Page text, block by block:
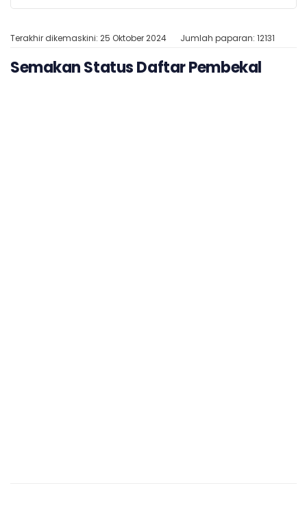
Terakhir dikemaskini: 25 Oktober 2024 Jumlah paparan: 12131
Semakan Status Daftar Pembekal